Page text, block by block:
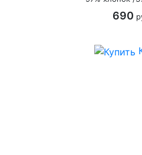
690